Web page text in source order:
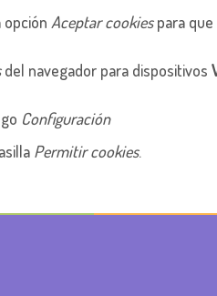
opción Aceptar cookiespara que
del navegador para dispositivos
Configuración
Permitir cookies.